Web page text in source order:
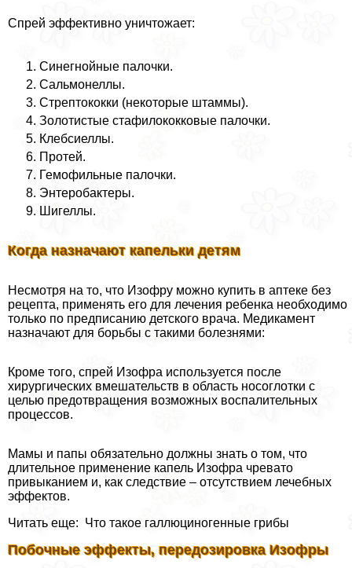
Спрей эффективно уничтожает:
Синегнойные палочки.
Сальмонеллы.
Стрептококки (некоторые штаммы).
Золотистые стафилококковые палочки.
Клебсиеллы.
Протей.
Гемофильные палочки.
Энтеробактеры.
Шигеллы.
Когда назначают капельки детям
Несмотря на то, что Изофру можно купить в аптеке без
рецепта, применять его для лечения ребенка необходимо
только по предписанию детского врача. Медикамент
назначают для борьбы с такими болезнями:
Кроме того, спрей Изофра используется после
хирургических вмешательств в область носоглотки с
целью предотвращения возможных воспалительных
процессов.
Мамы и папы обязательно должны знать о том, что
длительное применение капель Изофра чревато
привыканием и, как следствие – отсутствием лечебных
эффектов.
Читать еще: Что такое галлюциногенные грибы
Побочные эффекты, передозировка Изофры